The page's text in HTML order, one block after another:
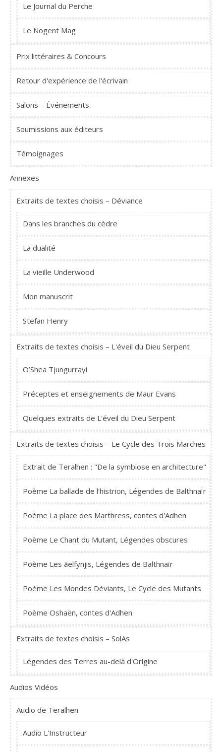
Le Journal du Perche
Le Nogent Mag
Prix littéraires & Concours
Retour d'expérience de l'écrivain
Salons – Événements
Soumissions aux éditeurs
Témoignages
Annexes
Extraits de textes choisis – Déviance
Dans les branches du cèdre
La dualité
La vieille Underwood
Mon manuscrit
Stefan Henry
Extraits de textes choisis – L'éveil du Dieu Serpent
O’Shea Tjungurrayi
Préceptes et enseignements de Maur Evans
Quelques extraits de L'éveil du Dieu Serpent
Extraits de textes choisis – Le Cycle des Trois Marches
Extrait de Teralhen : "De la symbiose en architecture"
Poème La ballade de l'histrion, Légendes de Balthnaïr
Poème La place des Marthress, contes d'Adhen
Poème Le Chant du Mutant, Légendes obscures
Poème Les ãelfynjis, Légendes de Balthnaïr
Poème Les Mondes Déviants, Le Cycle des Mutants
Poème Oshaën, contes d'Adhen
Extraits de textes choisis – SolAs
Légendes des Terres au-delà d'Origine
Audios Vidéos
Audio de Teralhen
Audio L'Instructeur